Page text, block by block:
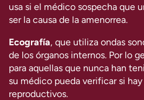
usa si el médico sospecha que
ser la causa de la amenorrea.
Ecografía, que utiliza ondas
de los órganos internos. Por lo
para aquellas que nunca han
su médico pueda verificar si
reproductivos.